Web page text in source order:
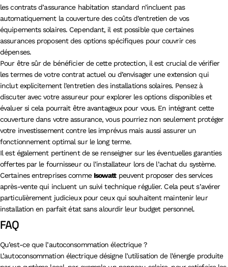
les contrats d’assurance habitation standard n’incluent pas
automatiquement la couverture des coûts d’entretien de vos
équipements solaires. Cependant, il est possible que certaines
assurances proposent des options spécifiques pour couvrir ces
dépenses.
Pour être sûr de bénéficier de cette protection, il est crucial de vérifier
les termes de votre contrat actuel ou d’envisager une extension qui
inclut explicitement l’entretien des installations solaires. Pensez à
discuter avec votre assureur pour explorer les options disponibles et
évaluer si cela pourrait être avantageux pour vous. En intégrant cette
couverture dans votre assurance, vous pourriez non seulement protéger
votre investissement contre les imprévus mais aussi assurer un
fonctionnement optimal sur le long terme.
Il est également pertinent de se renseigner sur les éventuelles garanties
offertes par le fournisseur ou l’installateur lors de l’achat du système.
Certaines entreprises comme Isowattpeuvent proposer des services
après-vente qui incluent un suivi technique régulier. Cela peut s’avérer
particulièrement judicieux pour ceux qui souhaitent maintenir leur
installation en parfait état sans alourdir leur budget personnel.
FAQ
Qu’est-ce que l’autoconsommation électrique ?
L’autoconsommation électrique désigne l’utilisation de l’énergie produite